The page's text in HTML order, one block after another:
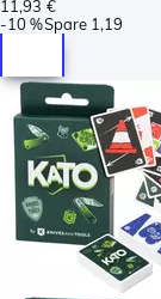
11,93 €
-10 %Spare 1,19